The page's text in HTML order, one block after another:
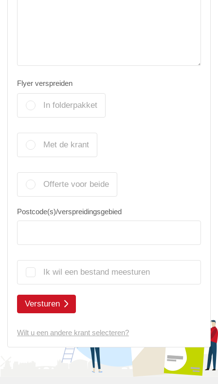
Flyer verspreiden
In folderpakket
Met de krant
Offerte voor beide
Postcode(s)/verspreidingsgebied
Ik wil een bestand meesturen
Versturen
Wilt u een andere krant selecteren?